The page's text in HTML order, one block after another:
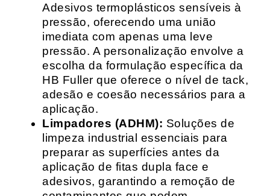
Adesivos termoplásticos sensíveis à
pressão, oferecendo uma união
imediata com apenas uma leve
pressão. A personalização envolve a
escolha da formulação específica da
HB Fuller que oferece o nível de tack,
adesão e coesão necessários para a
aplicação.
Limpadores (ADHM): Soluções de
limpeza industrial essenciais para
preparar as superfícies antes da
aplicação de fitas dupla face e
adesivos, garantindo a remoção de